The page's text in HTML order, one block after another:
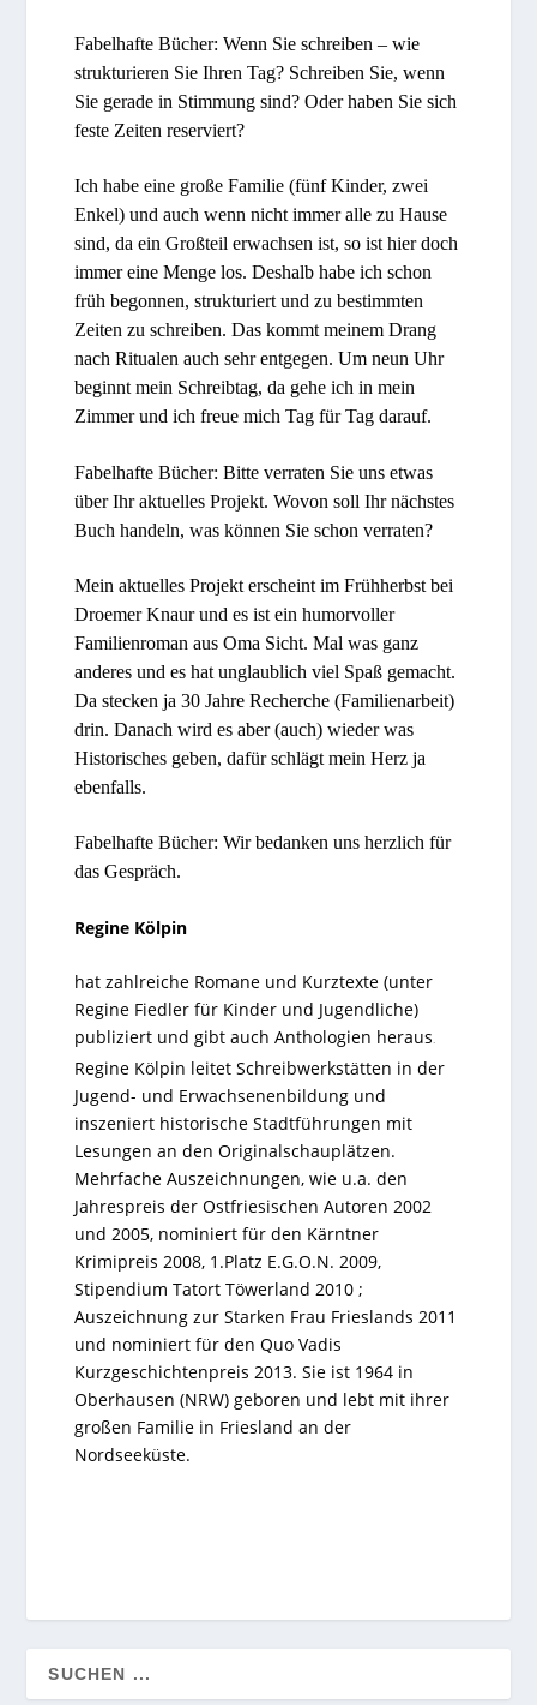
Fabelhafte Bücher: Wenn Sie schreiben – wie
strukturieren Sie Ihren Tag? Schreiben Sie, wenn
Sie gerade in Stimmung sind? Oder haben Sie sich
feste Zeiten reserviert?
Ich habe eine große Familie (fünf Kinder, zwei
Enkel) und auch wenn nicht immer alle zu Hause
sind, da ein Großteil erwachsen ist, so ist hier doch
immer eine Menge los. Deshalb habe ich schon
früh begonnen, strukturiert und zu bestimmten
Zeiten zu schreiben. Das kommt meinem Drang
nach Ritualen auch sehr entgegen. Um neun Uhr
beginnt mein Schreibtag, da gehe ich in mein
Zimmer und ich freue mich Tag für Tag darauf.
Fabelhafte Bücher: Bitte verraten Sie uns etwas
über Ihr aktuelles Projekt. Wovon soll Ihr nächstes
Buch handeln, was können Sie schon verraten?
Mein aktuelles Projekt erscheint im Frühherbst bei
Droemer Knaur und es ist ein humorvoller
Familienroman aus Oma Sicht. Mal was ganz
anderes und es hat unglaublich viel Spaß gemacht.
Da stecken ja 30 Jahre Recherche (Familienarbeit)
drin. Danach wird es aber (auch) wieder was
Historisches geben, dafür schlägt mein Herz ja
ebenfalls.
Fabelhafte Bücher: Wir bedanken uns herzlich für
das Gespräch.
Regine Kölpin
hat zahlreiche Romane und Kurztexte (unter
Regine Fiedler für Kinder und Jugendliche)
publiziert und gibt auch Anthologien heraus.
Regine Kölpin leitet Schreibwerkstätten in der
Jugend- und Erwachsenenbildung und
inszeniert historische Stadtführungen mit
Lesungen an den Originalschauplätzen.
Mehrfache Auszeichnungen, wie u.a. den
Jahrespreis der Ostfriesischen Autoren 2002
und 2005, nominiert für den Kärntner
Krimipreis 2008, 1.Platz E.G.O.N. 2009,
Stipendium Tatort Töwerland 2010 ;
Auszeichnung zur Starken Frau Frieslands 2011
und nominiert für den Quo Vadis
Kurzgeschichtenpreis 2013. Sie ist 1964 in
Oberhausen (NRW) geboren und lebt mit ihrer
großen Familie in Friesland an der
Nordseeküste.